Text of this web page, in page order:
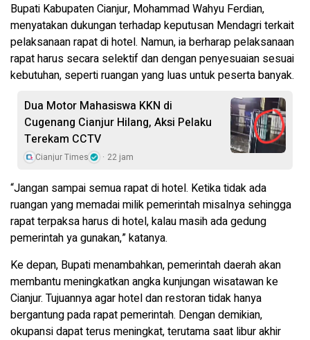
Bupati Kabupaten Cianjur, Mohammad Wahyu Ferdian,
menyatakan dukungan terhadap keputusan Mendagri terkait
pelaksanaan rapat di hotel. Namun, ia berharap pelaksanaan
rapat harus secara selektif dan dengan penyesuaian sesuai
kebutuhan, seperti ruangan yang luas untuk peserta banyak.
Dua Motor Mahasiswa KKN di
Cugenang Cianjur Hilang, Aksi Pelaku
Terekam CCTV
Cianjur Times 22 jam
“Jangan sampai semua rapat di hotel. Ketika tidak ada
ruangan yang memadai milik pemerintah misalnya sehingga
rapat terpaksa harus di hotel, kalau masih ada gedung
pemerintah ya gunakan,” katanya.
Ke depan, Bupati menambahkan, pemerintah daerah akan
membantu meningkatkan angka kunjungan wisatawan ke
Cianjur. Tujuannya agar hotel dan restoran tidak hanya
bergantung pada rapat pemerintah. Dengan demikian,
okupansi dapat terus meningkat, terutama saat libur akhir